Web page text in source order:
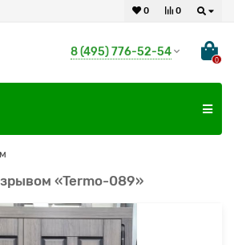
0
0
8 (495) 776-52-54
0
«Termo-089»